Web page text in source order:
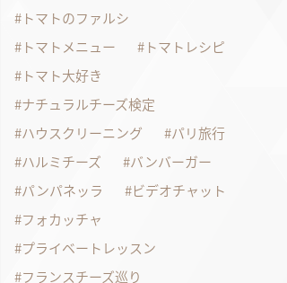
トマトのファルシ
トマトメニュー
トマトレシピ
トマト大好き
ナチュラルチーズ検定
ハウスクリーニング
パリ旅行
ハルミチーズ
バンバーガー
パンパネッラ
ビデオチャット
フォカッチャ
プライベートレッスン
フランスチーズ巡り